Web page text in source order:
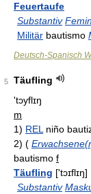
Feuertaufe
Substantiv
Militär bautismo
Deutsch-Spanisch
5
Täufling
'tɔyflɪŋ
m
1) REL niño
2) (
bautismo f
Täufling ['tɔɪflɪŋ]
Substantiv